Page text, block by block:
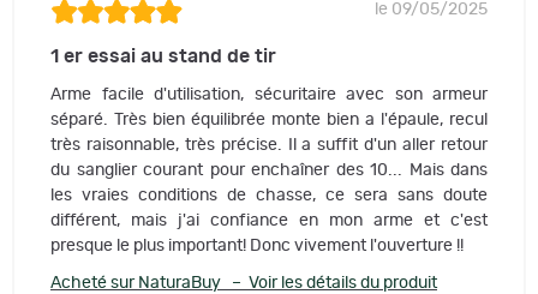
le 09/05/2025
1 er essai au stand de tir
Arme facile d'utilisation, sécuritaire avec son armeur
séparé. Très bien équilibrée monte bien a l'épaule, recul
très raisonnable, très précise. Il a suffit d'un aller retour
du sanglier courant pour enchaîner des 10... Mais dans
les vraies conditions de chasse, ce sera sans doute
différent, mais j'ai confiance en mon arme et c'est
presque le plus important! Donc vivement l'ouverture !!
Acheté sur NaturaBuy – Voir les détails du produit